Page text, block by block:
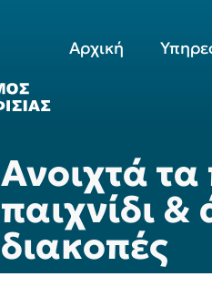
Αρχική
Ανοιχτά
παιχνίδι
διακοπές